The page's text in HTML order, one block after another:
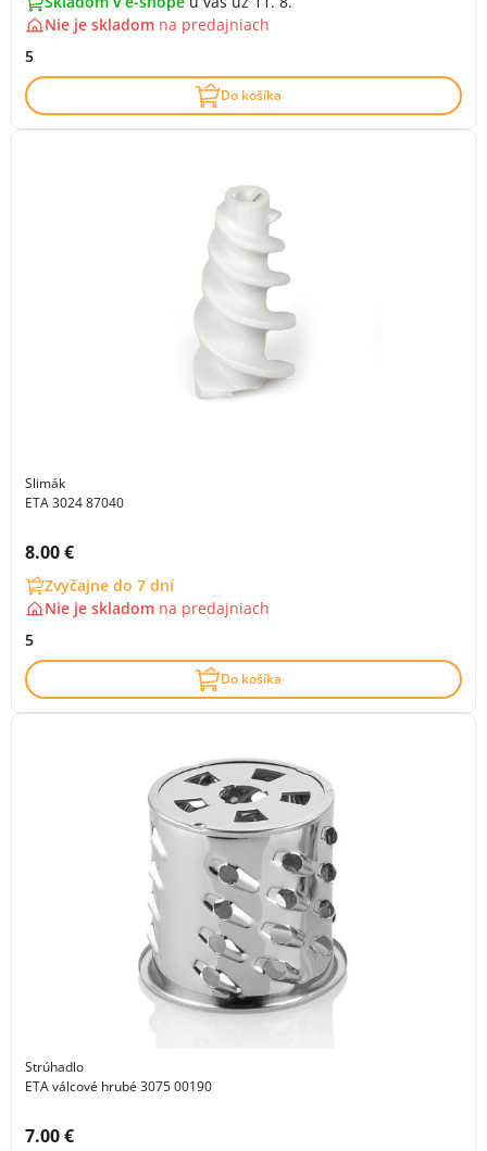
Nie je skladom na predajniach
5
Do košíka
Slimák
ETA 3024 87040
Cena s DPH:
8.00 €
Zvyčajne do 7 dní
Nie je skladom na predajniach
5
Do košíka
Strúhadlo
ETA válcové hrubé 3075 00190
Cena s DPH:
7.00 €